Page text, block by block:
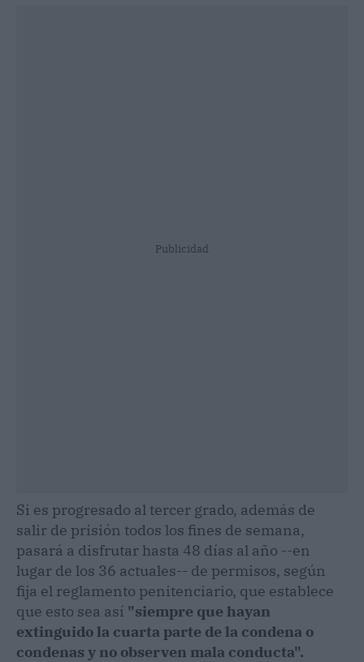
Publicidad
Si es progresado al tercer grado, además de
salir de prisión todos los fines de semana,
pasará a disfrutar hasta 48 días al año --en
lugar de los 36 actuales-- de permisos, según
fija el reglamento penitenciario, que establece
que esto sea así "siempre que hayan
extinguido la cuarta parte de la condena o
condenas y no observen mala conducta".